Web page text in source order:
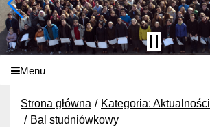
Menu
Strona główna
Kategoria: Aktualności
Bal studniówkowy